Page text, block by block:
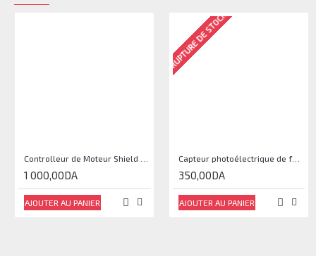
1 000,00DA
AJOUTER AU PANIER
RUPTURE DE STOCK
Capteur photoélectrique de faisceau Module de capteur IR
350,00DA
AJOUTER AU PANIER